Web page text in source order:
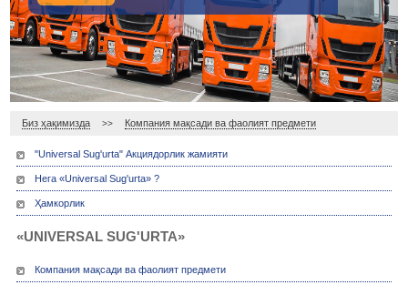
Биз ҳақимизда >> Компания мақсади ва фаолият предмети
"Universal Sug'urta" Акциядорлик жамияти
Нега «Universal Sug'urta» ?
Ҳамкорлик
«UNIVERSAL SUG'URTA»
Компания мақсади ва фаолият предмети